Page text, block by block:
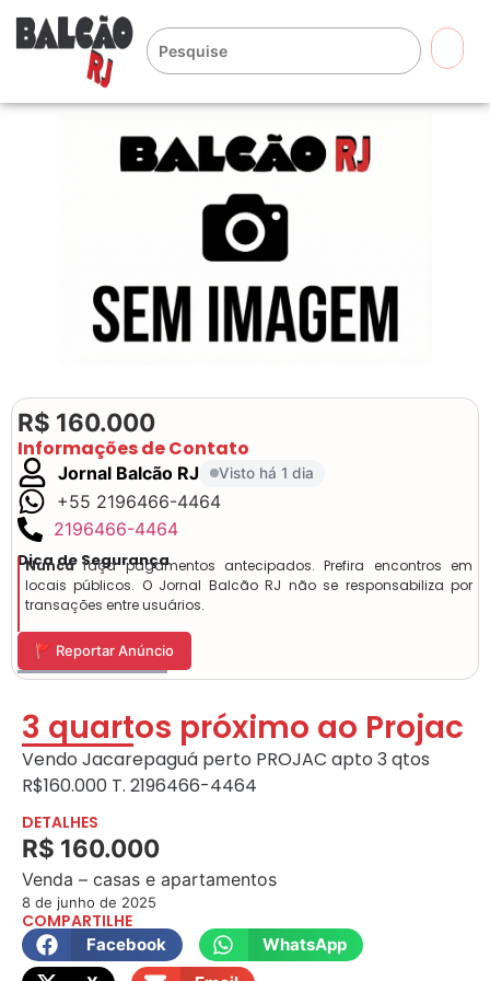
R$ 160.000
Informações de Contato
Jornal Balcão RJ Visto há 1 dia
+55 2196466-4464
2196466-4464
Dica de Segurança
Nuncafaça pagamentos antecipados. Prefira encontros em
locais públicos. O Jornal Balcão RJ não se responsabiliza por
transações entre usuários.
🚩 Reportar Anúncio
3 quartos próximo ao Projac
Vendo Jacarepaguá perto PROJAC apto 3 qtos
R$160.000 T. 2196466-4464
DETALHES
R$ 160.000
Venda – casas e apartamentos
8 de junho de 2025
COMPARTILHE
Facebook
WhatsApp